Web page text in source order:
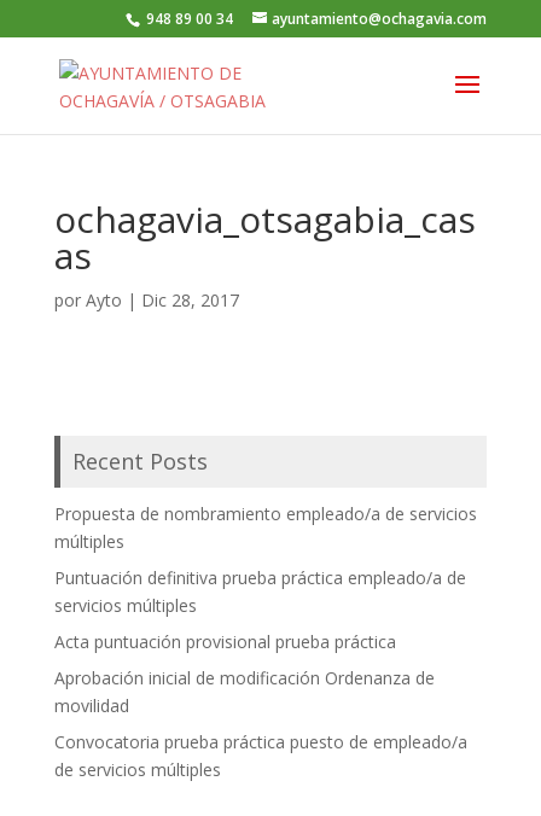
948 89 00 34 ayuntamiento@ochagavia.com
ochagavia_otsagabia_cas
as
por Ayto | Dic 28, 2017
Recent Posts
Propuesta de nombramiento empleado/a de servicios
múltiples
Puntuación definitiva prueba práctica empleado/a de
servicios múltiples
Acta puntuación provisional prueba práctica
Aprobación inicial de modificación Ordenanza de
movilidad
Convocatoria prueba práctica puesto de empleado/a
de servicios múltiples